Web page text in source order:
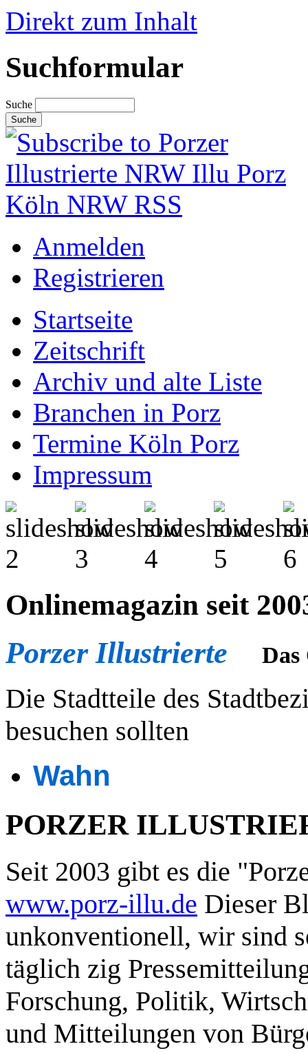
Direkt zum Inhalt
Suchformular
Suche
Anmelden
Registrieren
Startseite
Zeitschrift
Archiv und alte Liste
Branchen in Porz
Termine Köln Porz
Impressum
Onlinemagazin seit
Porzer Illustrierte Das
Die Stadtteile des
besuchen sollten
Wahn
PORZER
Seit 2003 gibt es die
www.porz-illu.de Dieser
unkonventionell, wir sind
täglich zig
Forschung, Politik,
und Mitteilungen von